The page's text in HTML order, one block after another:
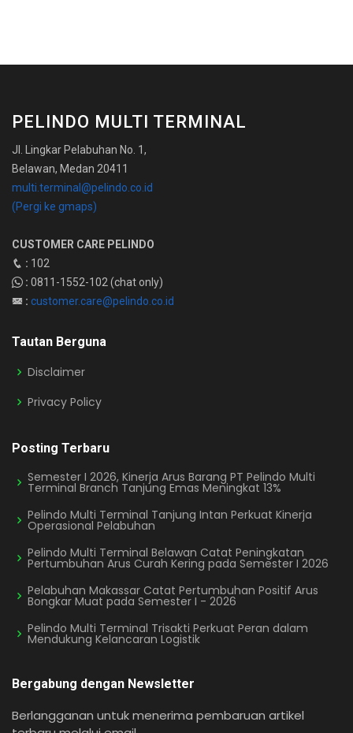
PELINDO MULTI TERMINAL
Jl. Lingkar Pelabuhan No. 1,
Belawan, Medan 20411
multi.terminal@pelindo.co.id
(Pergi ke gmaps)
CUSTOMER CARE PELINDO
: 102
: 0811-1552-102 (chat only)
: customer.care@pelindo.co.id
Tautan Berguna
Disclaimer
Privacy Policy
Posting Terbaru
Semester I 2026, Kinerja Arus Barang PT Pelindo Multi
Terminal Branch Tanjung Emas Meningkat 13%
Pelindo Multi Terminal Tanjung Intan Perkuat Kinerja
Operasional Pelabuhan
Pelindo Multi Terminal Belawan Catat Peningkatan
Pertumbuhan Arus Curah Kering pada Semester I 2026
Pelabuhan Makassar Catat Pertumbuhan Positif Arus
Bongkar Muat pada Semester I - 2026
Pelindo Multi Terminal Trisakti Perkuat Peran dalam
Mendukung Kelancaran Logistik
Bergabung dengan Newsletter
Berlangganan untuk menerima pembaruan artikel